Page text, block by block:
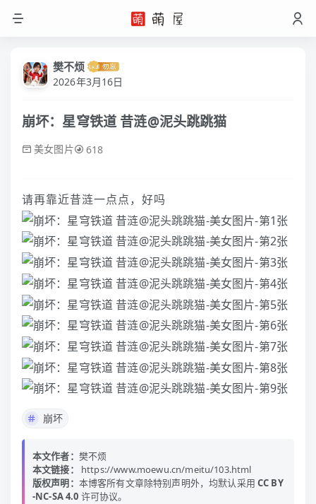
樊不烦
2026年3月16日
崩坏：星穹铁道 昔涟@泥头跳跳猫
美女图片 618
请再靠近昔涟一点点，好吗
崩坏
本文作者： 樊不烦
本文链接：
https://www.moewu.cn/meitu/103.html
版权声明： 本博客所有文章除特别声明外，均默认采用 CC BY
-NC-SA 4.0 许可协议。